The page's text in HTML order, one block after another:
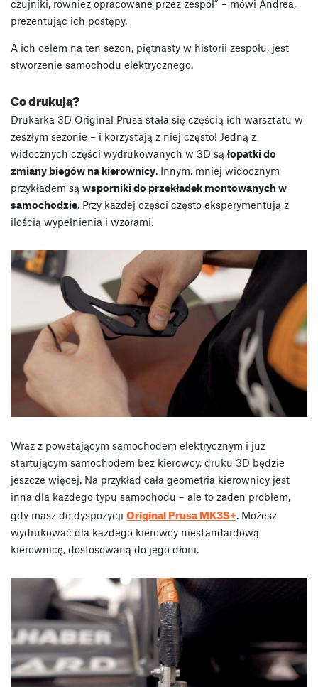
czujniki, również opracowane przez zespół” – mówi Andrea,
prezentując ich postępy.
A ich celem na ten sezon, piętnasty w historii zespołu, jest
stworzenie samochodu elektrycznego.
Co drukują?
Drukarka 3D Original Prusa stała się częścią ich warsztatu w
zeszłym sezonie – i korzystają z niej często! Jedną z
widocznych części wydrukowanych w 3D są łopatki do
zmiany biegów na kierownicy . Innym, mniej widocznym
przykładem są wsporniki do przekładek montowanych w
samochodzie . Przy każdej części często eksperymentują z
ilością wypełnienia i wzorami.
Wraz z powstającym samochodem elektrycznym i już
startującym samochodem bez kierowcy, druku 3D będzie
jeszcze więcej. Na przykład cała geometria kierownicy jest
inna dla każdego typu samochodu – ale to żaden problem,
gdy masz do dyspozycji Original Prusa MK3S+. Możesz
wydrukować dla każdego kierowcy niestandardową
kierownicę, dostosowaną do jego dłoni.